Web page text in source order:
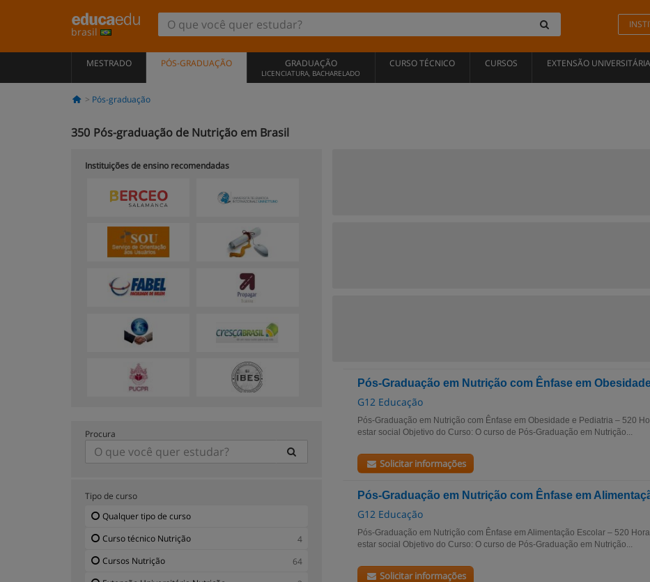
brasil
MESTRADO PÓS-GRADUAÇÃO GRADUAÇÃO
LICENCIATURA, BACHARELADO
CURSO TÉCNICO CURSOS EXTENSÃO UNIVERSITÁRIA
Pós-graduação
350 Pós-graduação de Nutrição em Brasil
Pós-Graduação em Nutrição com Ênfase em
G12 Educação
Pós-Graduação em Nutrição com Ênfase em Obesidade e Pediatria – 520
estar social Objetivo do Curso: O curso de Pós-Graduação em Nutrição...
Solicitar informações
Pós-Graduação em Nutrição com Ênfase em
G12 Educação
Pós-Graduação em Nutrição com Ênfase em Alimentação Escolar – 520
estar social Objetivo do Curso: O curso de Pós-Graduação em Nutrição...
Solicitar informações
Instituições de ensino recomendadas
Procura
Tipo de curso
Qualquer tipo de curso
Curso técnico Nutrição
4
Cursos Nutrição
64